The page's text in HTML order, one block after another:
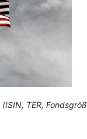
TER,